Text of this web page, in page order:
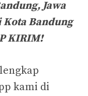
Jawa
Bandung
KIRIM!
kami di